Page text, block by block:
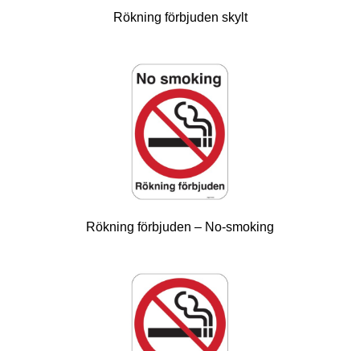
Rökning förbjuden skylt
Rökning förbjuden – No-smoking